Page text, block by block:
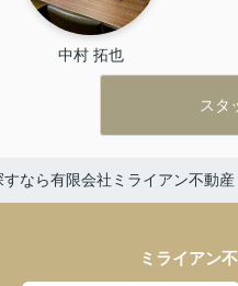
中村 拓也
スタ
なら有限会社ミライアン不動産
ミライアン